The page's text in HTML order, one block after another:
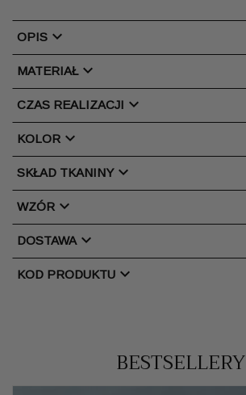
OPIS chevron_right
MATERIAŁchevron_right
CZAS REALIZACJI chevron_right
KOLOR chevron_right
SKŁAD TKANINYchevron_right
WZÓR chevron_right
DOSTAWAchevron_right
KOD PRODUKTU chevron_right
BESTSELLERY